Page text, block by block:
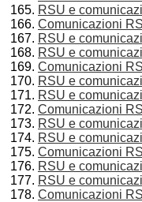
RSU e
Comunicazioni
RSU e
RSU e
Comunicazioni
RSU e
RSU e
Comunicazioni
RSU e
RSU e
Comunicazioni
RSU e
RSU e
Comunicazioni